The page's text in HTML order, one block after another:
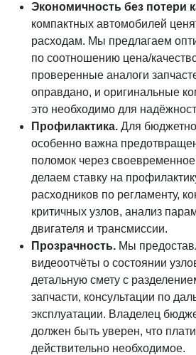
Экономичность без потери
компактных автомобилей
расходам. Мы предлагаем
по соотношению цена/
проверенные аналоги
оправдано, и оригинальные
это необходимо для
Профилактика. Для
особенно важна
поломок через
делаем ставку на
расходников по регламенту,
критичных узлов, анализ
двигателя и трансмиссии.
Прозрачность. Мы
видеоотчёты о состоянии
детальную смету с
запчасти, консультации по
эксплуатации. Владелец
должен быть уверен, что
действительно необходимое.